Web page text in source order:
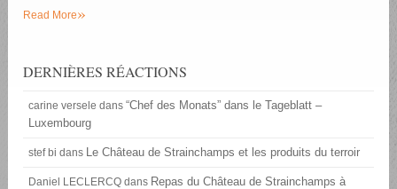
Read More»
DERNIÈRES RÉACTIONS
carine versele dans“Chef des Monats” dans le Tageblatt –
Luxembourg
stef bi dans Le Château de Strainchamps et les produits du terroir
Daniel LECLERCQ dans Repas du Château de Strainchamps à